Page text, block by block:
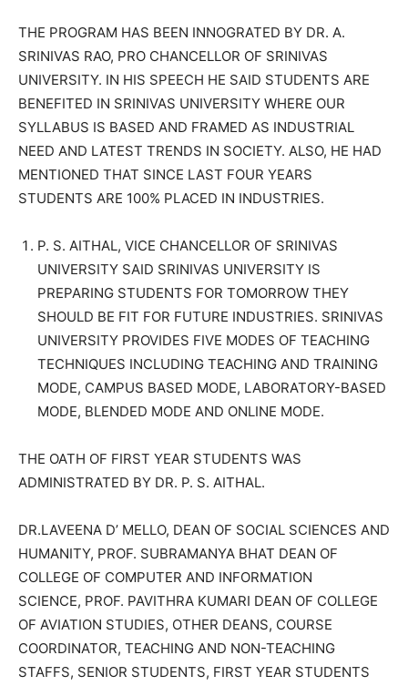
THE PROGRAM HAS BEEN INNOGRATED BY DR. A.
SRINIVAS RAO, PRO CHANCELLOR OF SRINIVAS
UNIVERSITY. IN HIS SPEECH HE SAID STUDENTS ARE
BENEFITED IN SRINIVAS UNIVERSITY WHERE OUR
SYLLABUS IS BASED AND FRAMED AS INDUSTRIAL
NEED AND LATEST TRENDS IN SOCIETY. ALSO, HE HAD
MENTIONED THAT SINCE LAST FOUR YEARS
STUDENTS ARE 100% PLACED IN INDUSTRIES.
P. S. AITHAL, VICE CHANCELLOR OF SRINIVAS
UNIVERSITY SAID SRINIVAS UNIVERSITY IS
PREPARING STUDENTS FOR TOMORROW THEY
SHOULD BE FIT FOR FUTURE INDUSTRIES. SRINIVAS
UNIVERSITY PROVIDES FIVE MODES OF TEACHING
TECHNIQUES INCLUDING TEACHING AND TRAINING
MODE, CAMPUS BASED MODE, LABORATORY-BASED
MODE, BLENDED MODE AND ONLINE MODE.
THE OATH OF FIRST YEAR STUDENTS WAS
ADMINISTRATED BY DR. P. S. AITHAL.
DR.LAVEENA D’ MELLO, DEAN OF SOCIAL SCIENCES AND
HUMANITY, PROF. SUBRAMANYA BHAT DEAN OF
COLLEGE OF COMPUTER AND INFORMATION
SCIENCE, PROF. PAVITHRA KUMARI DEAN OF COLLEGE
OF AVIATION STUDIES, OTHER DEANS, COURSE
COORDINATOR, TEACHING AND NON-TEACHING
STAFFS, SENIOR STUDENTS, FIRST YEAR STUDENTS